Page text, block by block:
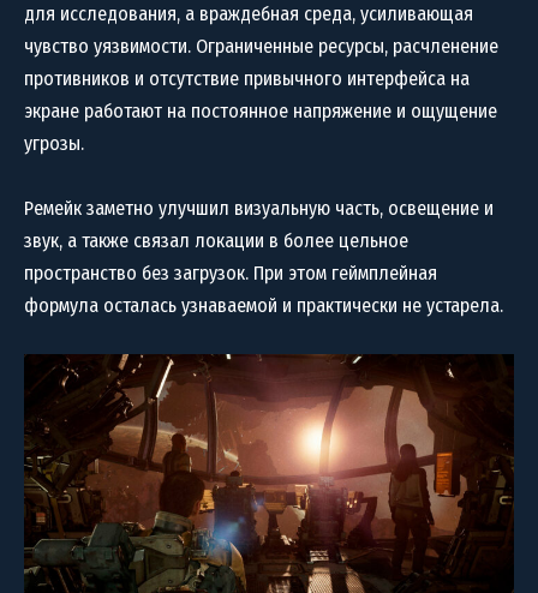
для исследования, а враждебная среда, усиливающая
чувство уязвимости. Ограниченные ресурсы, расчленение
противников и отсутствие привычного интерфейса на
экране работают на постоянное напряжение и ощущение
угрозы.
Ремейк заметно улучшил визуальную часть, освещение и
звук, а также связал локации в более цельное
пространство без загрузок. При этом геймплейная
формула осталась узнаваемой и практически не устарела.